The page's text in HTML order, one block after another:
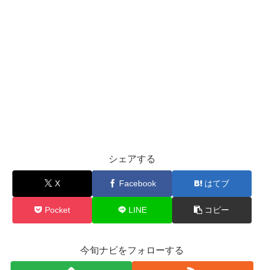
シェアする
X Facebook はてブ
Pocket LINE コピー
今旬ナビをフォローする